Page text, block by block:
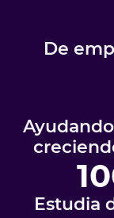
De
Estudia